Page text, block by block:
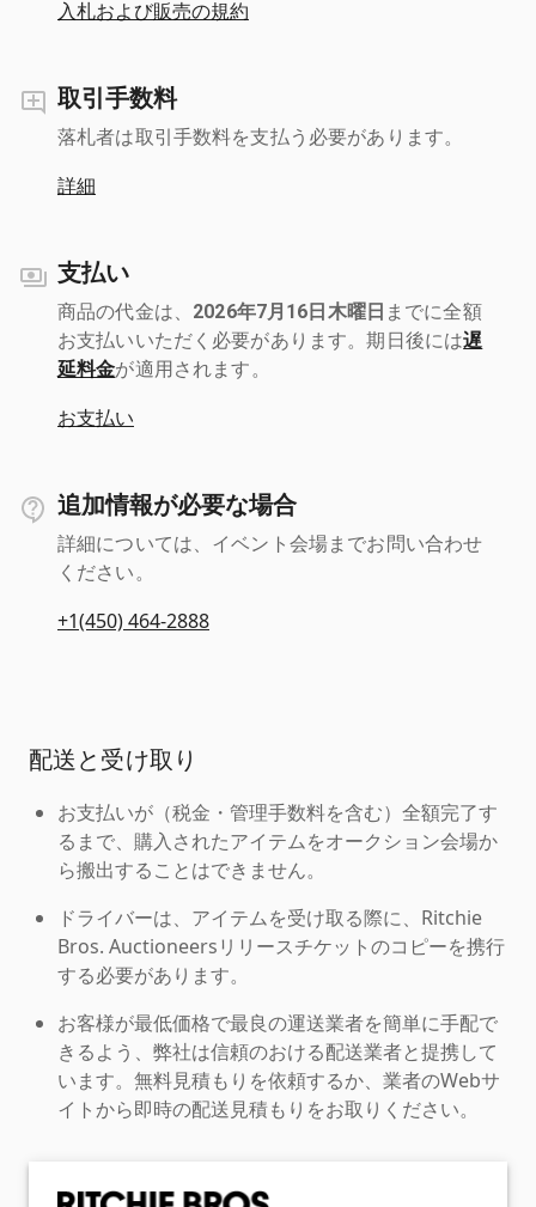
入札および販売の規約
取引手数料
落札者は取引手数料を支払う必要があります。
詳細
支払い
商品の代金は、 2026年7月16日木曜日 までに全額
お支払いいただく必要があります。期日後には遅
延料金が適用されます。
お支払い
追加情報が必要な場合
詳細については、イベント会場までお問い合わせ
ください。
+1(450) 464-2888
配送と受け取り
お支払いが（税金・管理手数料を含む）全額完了す
るまで、購入されたアイテムをオークション会場か
ら搬出することはできません。
ドライバーは、アイテムを受け取る際に、Ritchie
Bros. Auctioneersリリースチケットのコピーを携行
する必要があります。
お客様が最低価格で最良の運送業者を簡単に手配で
きるよう、弊社は信頼のおける配送業者と提携して
います。無料見積もりを依頼するか、業者のWebサ
イトから即時の配送見積もりをお取りください。